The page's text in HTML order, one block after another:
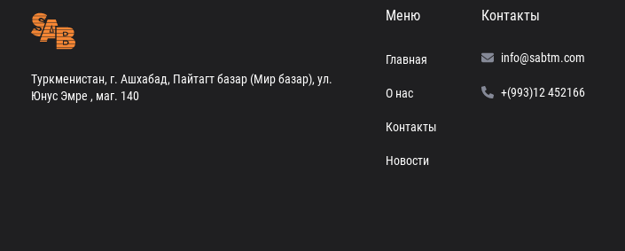
Туркменистан, г. Ашхабад, Пайтагт базар (Мир базар), ул.
Юнус Эмре , маг. 140
Меню
Главная
О нас
Контакты
Новости
Контакты
info@sabtm.com
+(993)12 452166